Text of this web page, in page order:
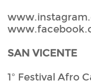
SAN VICENTE
1º Festival Afro